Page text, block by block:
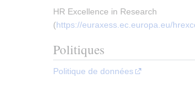
HR Excellence in Research
(https://euraxess.ec.europa.eu/
Politiques
Politique de données